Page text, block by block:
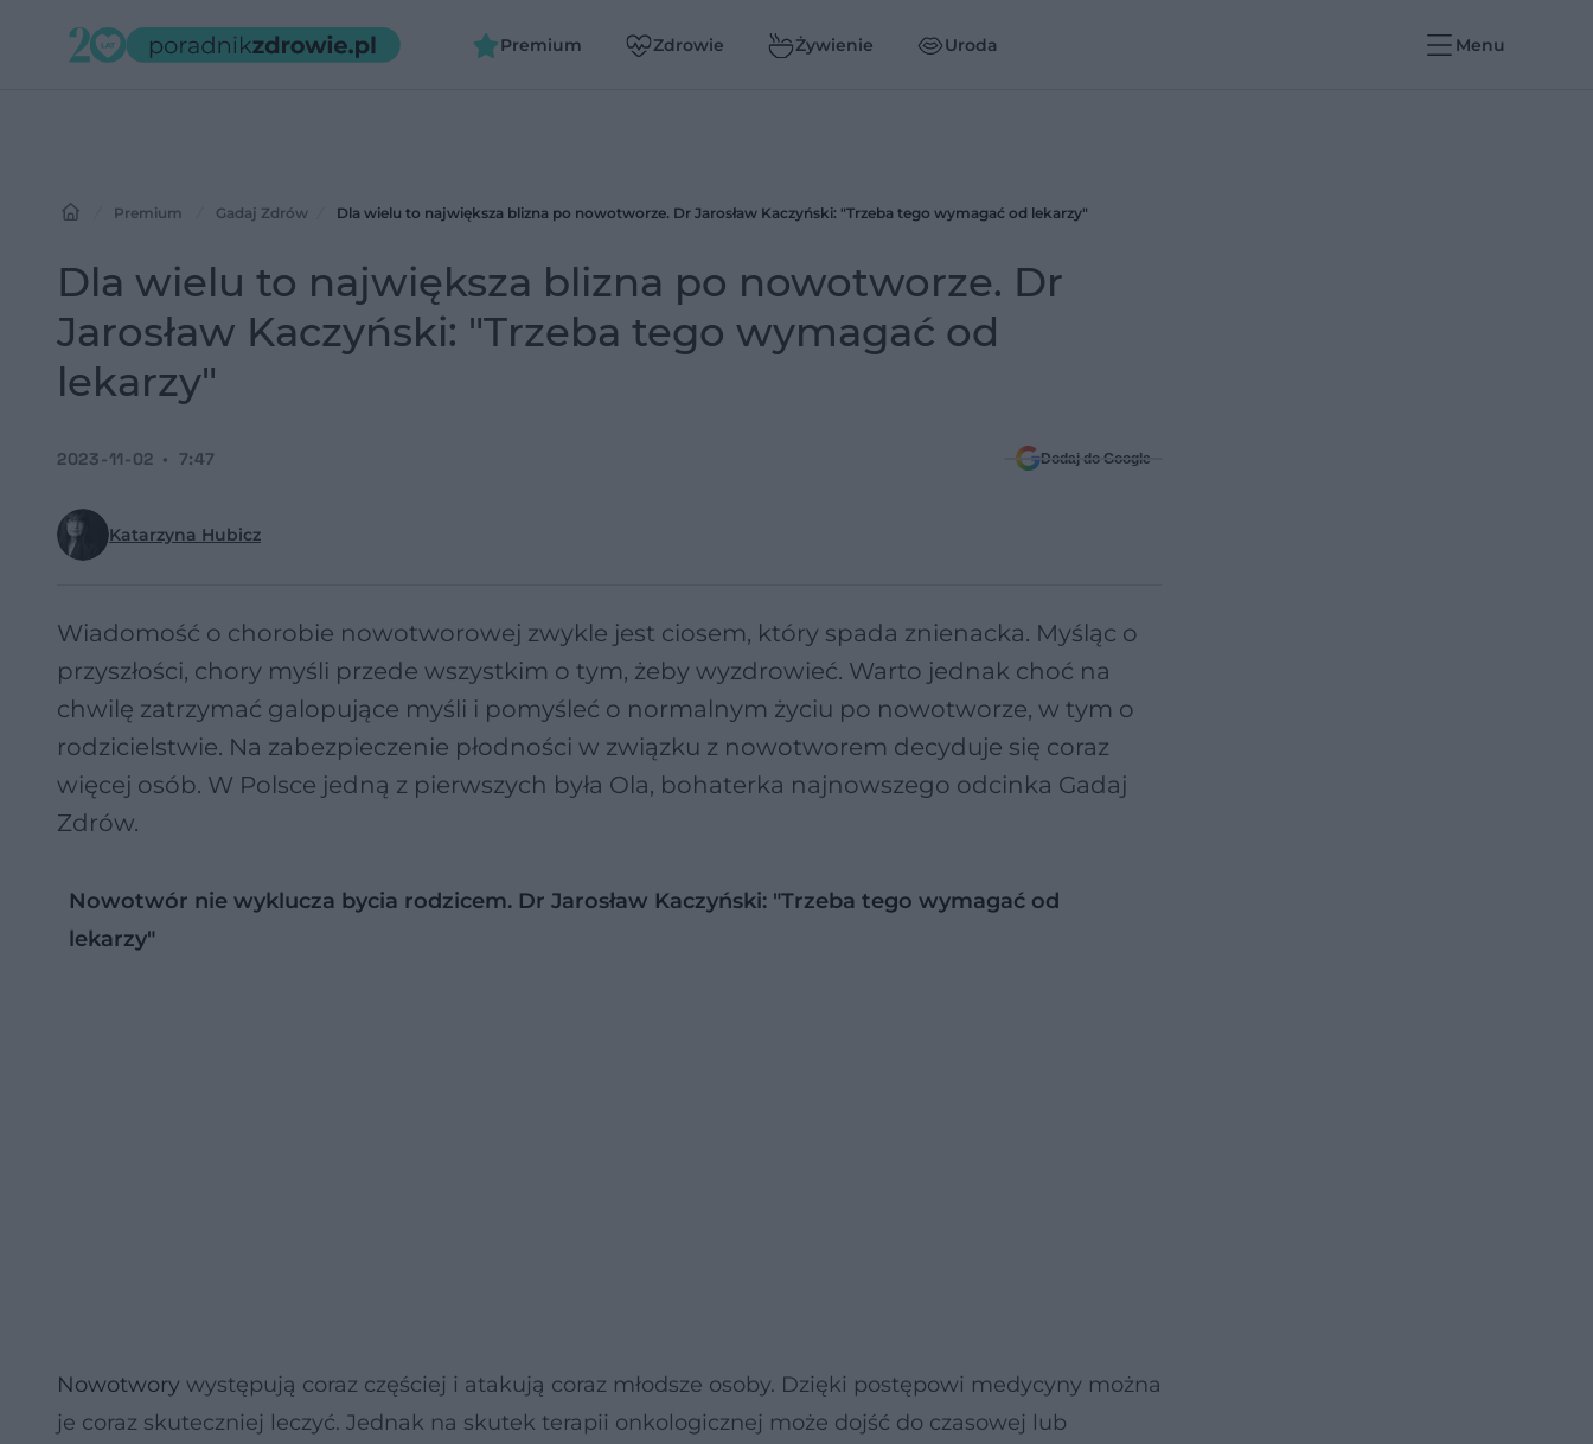
Premium Zdrowie Żywienie Uroda Menu
Premium Gadaj Zdrów Dla wielu to największa blizna po nowotworze. Dr Jarosław Kaczyński: "Trzeba tego wymagać od lekarzy"
Dla wielu to największa blizna po nowotworze. Dr
Jarosław Kaczyński: "Trzeba tego wymagać od
lekarzy"
Katarzyna Hubicz
2023-11-02 7:47 Dodaj do Google
Wiadomość o chorobie nowotworowej zwykle jest ciosem, który spada znienacka. Myśląc o
przyszłości, chory myśli przede wszystkim o tym, żeby wyzdrowieć. Warto jednak choć na
chwilę zatrzymać galopujące myśli i pomyśleć o normalnym życiu po nowotworze, w tym o
rodzicielstwie. Na zabezpieczenie płodności w związku z nowotworem decyduje się coraz
więcej osób. W Polsce jedną z pierwszych była Ola, bohaterka najnowszego odcinka Gadaj
Zdrów.
Nowotwór nie wyklucza bycia rodzicem. Dr Jarosław Kaczyński: "Trzeba tego wymagać od
lekarzy"
Nowotwory występują coraz częściej i atakują coraz młodsze osoby. Dzięki postępowi medycyny można
je coraz skuteczniej leczyć. Jednak na skutek terapii onkologicznej może dojść do czasowej lub